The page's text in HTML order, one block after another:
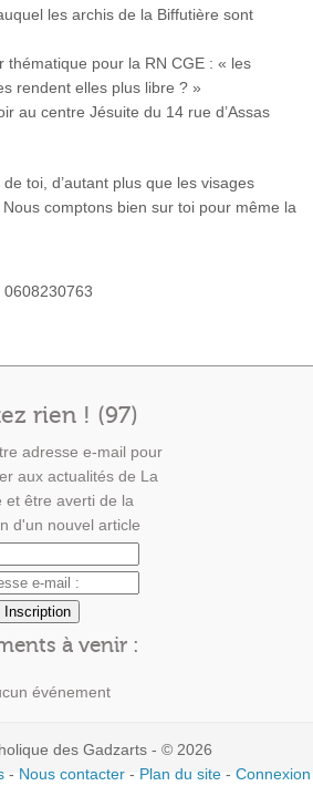
les archis de la Biffutière sont
thématique pour la RN CGE : « les
rendent elles plus libre ? »
au centre Jésuite du 14 rue d’Assas
de toi, d’autant plus que les visages
comptons bien sur toi pour même la
rien ! (97)
adresse e-mail pour
aux actualités de La
et être averti de la
d'un nouvel article
à venir :
événement
des Gadzarts - © 2026
- Nous contacter- Plan du site- Connexion